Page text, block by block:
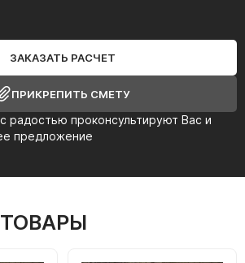
радостью проконсультируют Вас и
предложение
ЗАКАЗАТЬ РАСЧЕТ
ПРИКРЕПИТЬ СМЕТУ